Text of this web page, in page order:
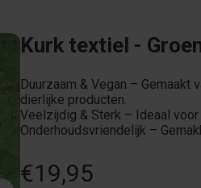
Kurk textiel -
Duurzaam & Vegan – Gemaakt
dierlijke producten.
Veelzijdig & Sterk – Ideaal
Onderhoudsvriendelijk –
€19,95